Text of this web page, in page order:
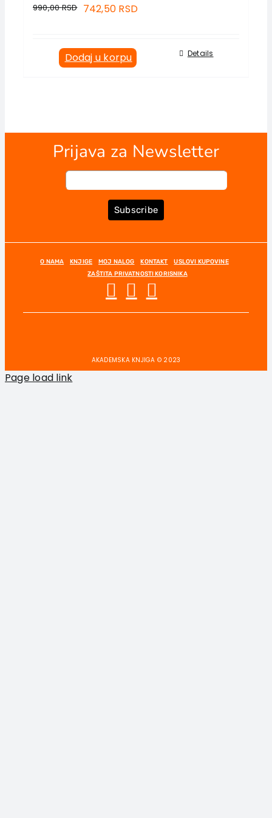
990,00RSD 742,50 RSD
Dodaj u korpu Details
Prijava za Newsletter
Subscribe
O NAMA KNJIGE MOJ NALOG KONTAKT
USLOVI KUPOVINE
ZAŠTITA PRIVATNOSTI KORISNIKA
AKADEMSKA KNJIGA © 2023
Page load link